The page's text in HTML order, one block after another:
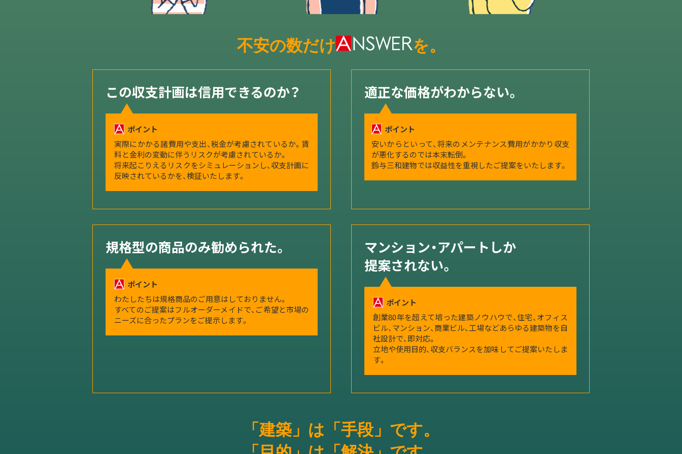
不安の数だけ を。
この収支計画は信用できるのか？
ポイント
実際にかかる諸費用や支出、税金が考慮されているか。賃
料と金利の変動に伴うリスクが考慮されているか。
将来起こりえるリスクをシミュレーションし、収支計画に
反映されているかを、検証いたします。
適正な価格がわからない。
ポイント
安いからといって、将来のメンテナンス費用がかかり収支
が悪化するのでは本末転倒。
鈴与三和建物では収益性を重視したご提案をいたします。
規格型の商品のみ勧められた。
ポイント
わたしたちは規格商品のご用意はしておりません。
すべてのご提案はフルオーダーメイドで、ご希望と市場の
ニーズに合ったプランをご提示します。
マンション・アパートしか
提案されない。
ポイント
創業80年を超えて培った建築ノウハウで、住宅、オフィス
ビル、マンション、商業ビル、工場などあらゆる建築物を自
社設計で、即対応。
立地や使用目的、収支バランスを加味してご提案いたしま
す。
「建築」は「手段」です。